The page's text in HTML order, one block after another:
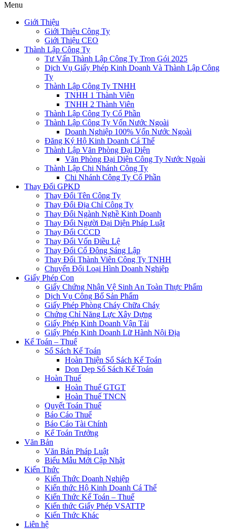
Menu
Giới Thiệu
Giới Thiệu Công Ty
Giới Thiệu CEO
Thành Lập Công Ty
Tư Vấn Thành Lập Công Ty Trọn Gói 2025
Dịch Vụ Giấy Phép Kinh Doanh Và Thành Lập Công
Ty
Thành Lập Công Ty TNHH
TNHH 1 Thành Viên
TNHH 2 Thành Viên
Thành Lập Công Ty Cổ Phần
Thành Lập Công Ty Vốn Nước Ngoài
Doanh Nghiệp 100% Vốn Nước Ngoài
Đăng Ký Hộ Kinh Doanh Cá Thể
Thành Lập Văn Phòng Đại Diện
Văn Phòng Đại Diện Công Ty Nước Ngoài
Thành Lập Chi Nhánh Công Ty
Chi Nhánh Công Ty Cổ Phần
Thay Đổi GPKD
Thay Đổi Tên Công Ty
Thay Đổi Địa Chỉ Công Ty
Thay Đổi Ngành Nghề Kinh Doanh
Thay Đổi Người Đại Diện Pháp Luật
Thay Đổi CCCD
Thay Đổi Vốn Điều Lệ
Thay Đổi Cổ Đông Sáng Lập
Thay Đổi Thành Viên Công Ty TNHH
Chuyển Đổi Loại Hình Doanh Nghiệp
Giấy Phép Con
Giấy Chứng Nhận Vệ Sinh An Toàn Thực Phẩm
Dịch Vụ Công Bố Sản Phẩm
Giấy Phép Phòng Cháy Chữa Cháy
Chứng Chỉ Năng Lực Xây Dựng
Giấy Phép Kinh Doanh Vận Tải
Giấy Phép Kinh Doanh Lữ Hành Nội Địa
Kế Toán – Thuế
Sổ Sách Kế Toán
Hoàn Thiện Sổ Sách Kế Toán
Dọn Dẹp Sổ Sách Kế Toán
Hoàn Thuế
Hoàn Thuế GTGT
Hoàn Thuế TNCN
Quyết Toán Thuế
Báo Cáo Thuế
Báo Cáo Tài Chính
Kế Toán Trưởng
Văn Bản
Văn Bản Pháp Luật
Biểu Mẫu Mới Cập Nhật
Kiến Thức
Kiến Thức Doanh Nghiệp
Kiến thức Hộ Kinh Doanh Cá Thể
Kiến Thức Kế Toán – Thuế
Kiến thức Giấy Phép VSATTP
Kiến Thức Khác
Liên hệ